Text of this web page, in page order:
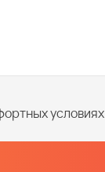
условиях